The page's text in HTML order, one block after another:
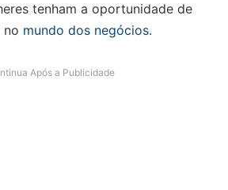
tenham a oportunidade de
no mundo dos negócios.
Após a Publicidade